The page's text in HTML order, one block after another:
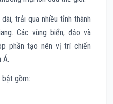
trải qua nhiều tỉnh thành
Các vùng biển, đảo và
phần tạo nên vị trí chiến
Á.
bật gồm: